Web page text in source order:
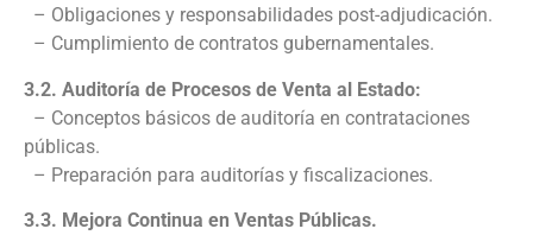
– Obligaciones y responsabilidades post-adjudicación.
– Cumplimiento de contratos gubernamentales.
3.2. Auditoría de Procesos de Venta al Estado:
– Conceptos básicos de auditoría en contrataciones
públicas.
– Preparación para auditorías y fiscalizaciones.
3.3. Mejora Continua en Ventas Públicas.